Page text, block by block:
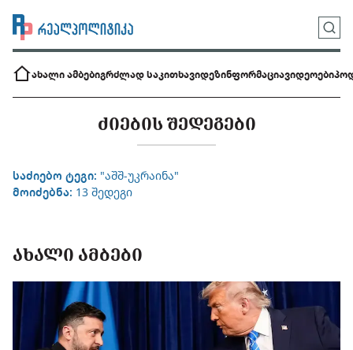
ახალი ამბებიგრძლად საკითხავიდეზინფორმაციავიდეოები
ᲫᲘᲔᲑᲘᲡ ᲨᲔᲓᲔᲒᲔᲑᲘ
საძიებო ტეგი: "აშშ-უკრაინა"
მოიძებნა: 13 შედეგი
ᲐᲮᲐᲚᲘ ᲐᲛᲑᲔᲑᲘ